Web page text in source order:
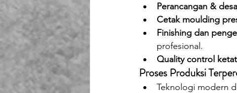
Perancangan &
Cetak moulding
Finishing dan
profesional.
Quality control ketat
Proses Produksi
Teknologi modern